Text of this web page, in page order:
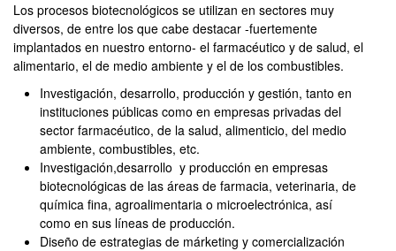
Los procesos biotecnológicos se utilizan en sectores muy
diversos, de entre los que cabe destacar -fuertemente
implantados en nuestro entorno- el farmacéutico y de salud, el
alimentario, el de medio ambiente y el de los combustibles.
Investigación, desarrollo, producción y gestión, tanto en
instituciones públicas como en empresas privadas del
sector farmacéutico, de la salud, alimenticio, del medio
ambiente, combustibles, etc.
Investigación,desarrollo y producción en empresas
biotecnológicas de las áreas de farmacia, veterinaria, de
química fina, agroalimentaria o microelectrónica, así
como en sus líneas de producción.
Diseño de estrategias de márketing y comercialización